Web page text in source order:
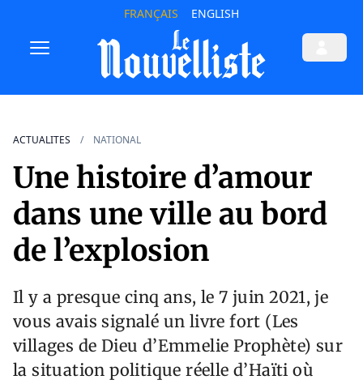
FRANÇAIS ENGLISH
ACTUALITES NATIONAL
Une histoire d’amour
dans une ville au bord
de l’explosion
Il y a presque cinq ans, le 7 juin 2021, je
vous avais signalé un livre fort (Les
villages de Dieu d’Emmelie Prophète) sur
la situation politique réelle d’Haïti où